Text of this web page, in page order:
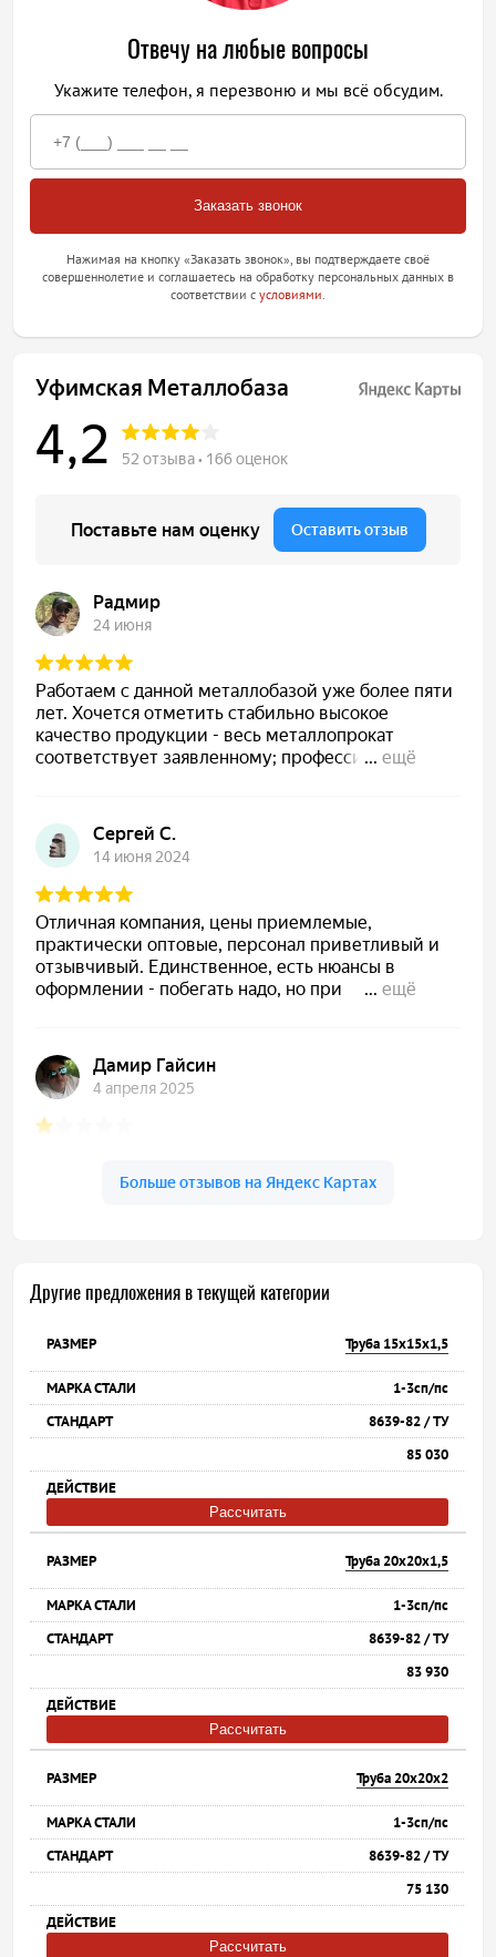
Отвечу на любые вопросы
Укажите телефон, я перезвоню и мы всё обсудим.
Нажимая на кнопку «Заказать звонок», вы подтверждаете своё
совершеннолетие и соглашаетесь на обработку персональных данных в
соответствии с условиями.
Другие предложения в текущей категории
Труба 15х15х1,5
1-3сп/пс
8639-82 / ТУ
85 030
Рассчитать
Труба 20х20х1,5
1-3сп/пс
8639-82 / ТУ
83 930
Рассчитать
Труба 20х20х2
1-3сп/пс
8639-82 / ТУ
75 130
Рассчитать